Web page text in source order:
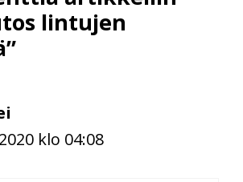
lintujen
klo 04:08